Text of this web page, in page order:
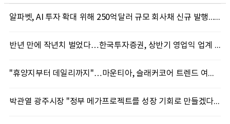
알파벳, AI 투자 확대 위해 250억달러 규모 회사채 신규 발행...블룸버그통신, 1150억달러 자금 몰려
반년 만에 작년치 벌었다…한국투자증권, 상반기 영업익 업계 첫 2조 돌파
"휴양지부터 데일리까지"…마운티아, 슬래커코어 트렌드 여름 신제품 선봬
박관열 광주시장 "정부 메가프로젝트를 성장 기회로 만들겠다"…첫 시정토론회 개최